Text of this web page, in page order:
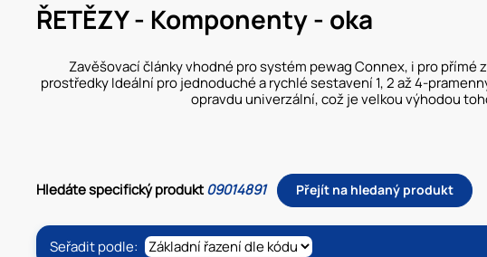
ŘETĚZY - Komponenty - oka
Zavěšovací články vhodné pro systém pewag Connex, i pro přímé
prostředky Ideální pro jednoduché a rychlé sestavení 1, 2 až 4-
opravdu univerzální, což je velkou výhodou
Hledáte specifický produkt09014891 Přejít na hledaný produkt
Seřadit podle: